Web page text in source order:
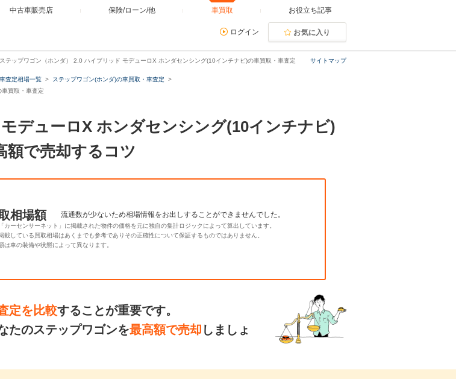
中古車販売店 保険/ローン/他 車買取 お役立ち記事
ログイン お気に入り
サイトマップ
ステップワゴン（ホンダ） 2.0 ハイブリッド モデューロX ホンダセンシング(10インチナビ)の車買取・車査定
査定相場一覧
ステップワゴン(ホンダ)の車買取・車査定
買取・車査定
デューロX ホンダセンシング(10インチナビ)
額で売却するコツ
相場額 流通数が少ないため相場情報をお出しすることができませんでした。
カーセンサーネット」に掲載された物件の価格を元に独自の集計ロジックによって算出しています。
載している買取相場はあくまでも参考でありその正確性について保証するものではありません。
は車の装備や状態によって異なります。
定を比較することが重要です。
たのステップワゴンを最高額で売却 しましょ